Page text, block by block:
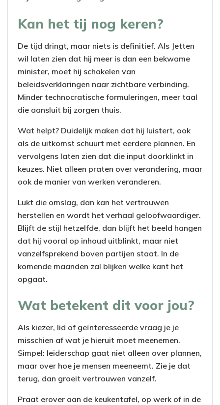
Kan het tij nog keren?
De tijd dringt, maar niets is definitief. Als Jetten
wil laten zien dat hij meer is dan een bekwame
minister, moet hij schakelen van
beleidsverklaringen naar zichtbare verbinding.
Minder technocratische formuleringen, meer taal
die aansluit bij zorgen thuis.
Wat helpt? Duidelijk maken dat hij luistert, ook
als de uitkomst schuurt met eerdere plannen. En
vervolgens laten zien dat die input doorklinkt in
keuzes. Niet alleen praten over verandering, maar
ook de manier van werken veranderen.
Lukt die omslag, dan kan het vertrouwen
herstellen en wordt het verhaal geloofwaardiger.
Blijft de stijl hetzelfde, dan blijft het beeld hangen
dat hij vooral op inhoud uitblinkt, maar niet
vanzelfsprekend boven partijen staat. In de
komende maanden zal blijken welke kant het
opgaat.
Wat betekent dit voor jou?
Als kiezer, lid of geïnteresseerde vraag je je
misschien af wat je hieruit moet meenemen.
Simpel: leiderschap gaat niet alleen over plannen,
maar over hoe je mensen meeneemt. Zie je dat
terug, dan groeit vertrouwen vanzelf.
Praat erover aan de keukentafel, op werk of in de